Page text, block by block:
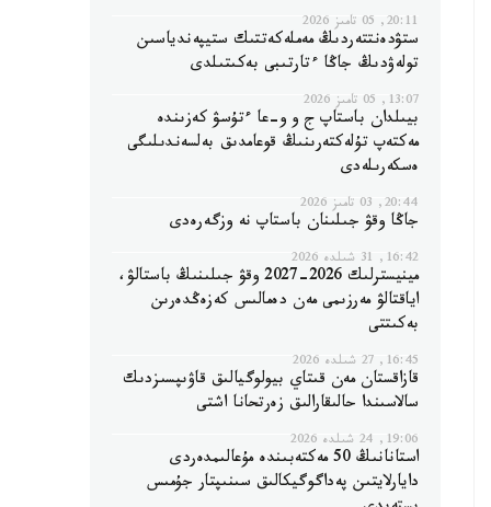
20:11, 05 تامىز 2026
ستۋدەنتتەردىڭ مەملەكەتتىك ستيپەندياسىن
تولەۋدىڭ جاڭا ءتارتىبى بەكىتىلدى
13:07, 05 تامىز 2026
بيىلدان باستاپ ج و و-عا ءتۇسۋ كەزىندە
مەكتەپ تۇلەكتەرىنىڭ قوعامدىق بەلسەندىلىگى
ەسكەرىلەدى
20:44, 03 تامىز 2026
جاڭا وقۋ جىلىنان باستاپ نە وزگەرەدى
16:42, 31 شىلدە 2026
مينيسترلىك 2026-2027 وقۋ جىلىنىڭ باستالۋ،
اياقتالۋ مەرزىمى مەن دەمالىس كەزەڭدەرىن
بەكىتتى
16:45, 27 شىلدە 2026
قازاقستان مەن قىتاي بيولوگيالىق قاۋىپسىزدىك
سالاسىندا حالىقارالىق زەرتحانا اشتى
19:06, 24 شىلدە 2026
استانانىڭ 50 مەكتەبىندە مۇعالىمدەردى
دايارلايتىن پەداگوگيكالىق سىنىپتار جۇمىس